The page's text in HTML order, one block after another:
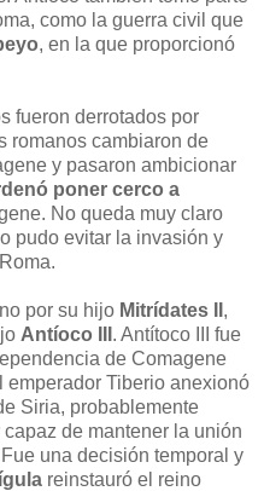
como la guerra civil que
, en la que proporcionó
fueron derrotados por
romanos cambiaron de
y pasaron ambicionar
poner cerco a
No queda muy claro
pudo evitar la invasión y
por su hijo Mitrídates II ,
Antíoco III . Antítoco III fue
de Comagene
emperador Tiberio anexionó
Siria, probablemente
de mantener la unión
una decisión temporal y
reinstauró el reino